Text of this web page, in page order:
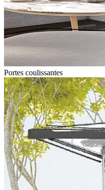
Portes coulissantes